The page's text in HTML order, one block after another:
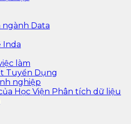
Data
Inda
làm
Tuyển Dụng
nghiệp
Học Viện Phân tích dữ liệu